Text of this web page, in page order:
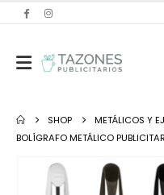
SHOP METÁLICOS Y
BOLÍGRAFO METÁLICO